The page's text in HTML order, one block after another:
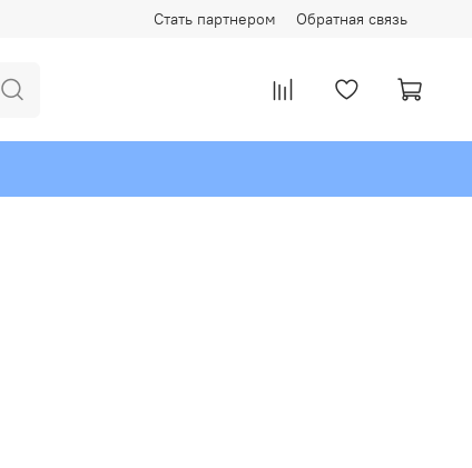
Стать партнером Обратная связь